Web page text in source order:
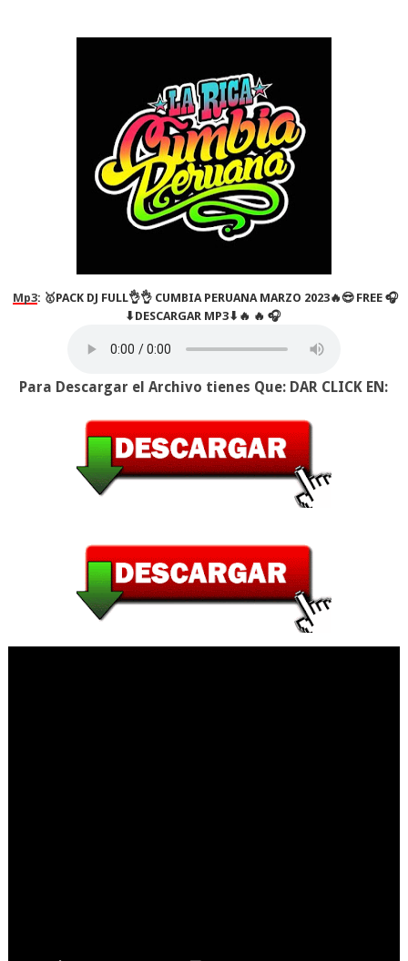
Mp3: 🥇PACK DJ FULL👌👌 CUMBIA PERUANA MARZO 2023🔥😎 FREE 🎧
⬇DESCARGAR MP3⬇🔥 🔥 🎧
Para Descargar el Archivo tienes Que: DAR CLICK EN: